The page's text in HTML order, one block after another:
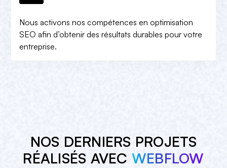
Nous activons nos compétences en optimisation
SEO afin d’obtenir des résultats durables pour votre
entreprise.
NOS DERNIERS PROJETS
RÉALISÉS AVEC WEBFLOW